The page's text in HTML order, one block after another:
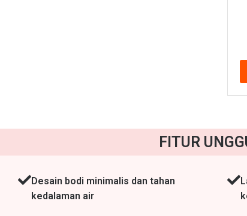
FITUR
Desain bodi minimalis dan tahan
kedalaman air